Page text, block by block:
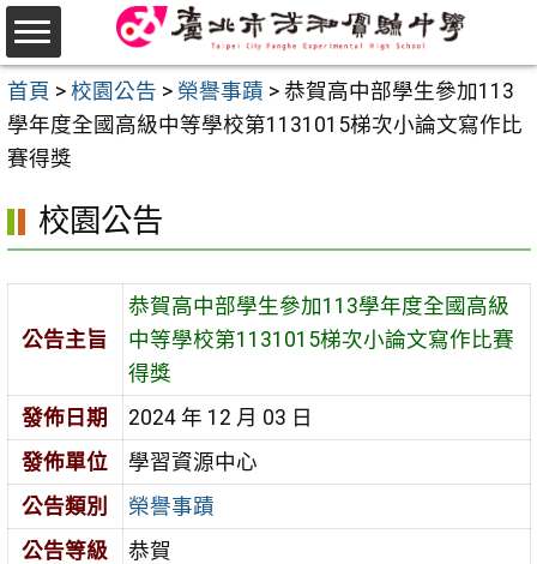
跳
至
主
要
內
首頁 > 校園公告 > 榮譽事蹟 > 恭賀高中部學生參加113
學年度全國高級中等學校第1131015梯次小論文寫作比
賽得獎
校園公告
公告主旨
恭賀高中部學生參加113學年度全國高級
中等學校第1131015梯次小論文寫作比賽
得獎
發佈日期
2024 年 12 月 03 日
發佈單位
學習資源中心
公告類別
榮譽事蹟
公告等級
恭賀
選
單